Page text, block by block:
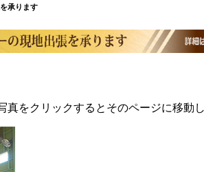
承ります
をクリックするとそのページに移動